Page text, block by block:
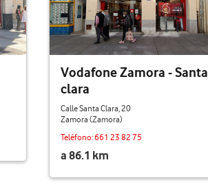
Vodafone Zamora - Santa
clara
Calle Santa Clara, 20
Zamora (Zamora)
Teléfono:661 23 82 75
a 86.1 km